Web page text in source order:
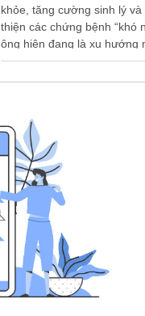
khỏe, tăng cường sinh lý
thiện các chứng bệnh “khó
ông hiện đang là xu hướng
nhiều người ưa chuộng.